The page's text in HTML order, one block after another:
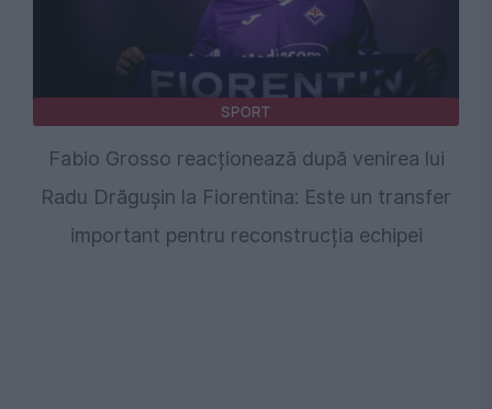
SPORT
Fabio Grosso reacționează după venirea lui
Radu Drăgușin la Fiorentina: Este un transfer
important pentru reconstrucția echipei